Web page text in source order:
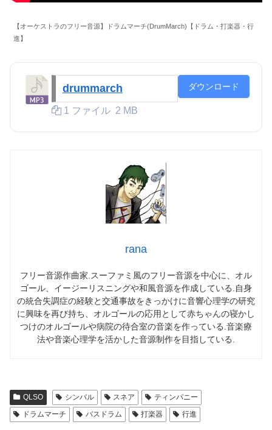
【オーケストラのフリー音源】ドラムマーチ(DrumMarch)【ドラム・打楽器・行
進】
drummarch
1 ファイル 2 MB
ダウンロード
rana
フリー音源作曲家.スーファミ風のフリー音源を中心に、オル
ゴール、イージーリスニングや和風音源を作成している.自身
の統合失調症の経験と交通事故をきっかけに音響心理学の研究
に興味を再び持ち、オルゴールの応用として赤ちゃんの寝かし
つけのオルゴールや病院の待合室の音楽を作っている.音楽療
法や音楽心理学を活かした音源制作を目指している.
QLSO シンバル スネア
ティンパニー
ドラムマーチ
バスドラム 打楽器 行進